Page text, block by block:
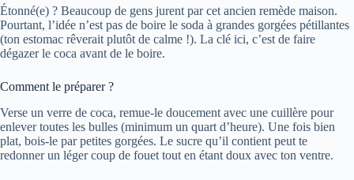
Étonné(e) ? Beaucoup de gens jurent par cet ancien remède maison.
Pourtant, l’idée n’est pas de boire le soda à grandes gorgées pétillantes
(ton estomac rêverait plutôt de calme !). La clé ici, c’est de faire
dégazer le coca avant de le boire.
Comment le préparer ?
Verse un verre de coca, remue-le doucement avec une cuillère pour
enlever toutes les bulles (minimum un quart d’heure). Une fois bien
plat, bois-le par petites gorgées. Le sucre qu’il contient peut te
redonner un léger coup de fouet tout en étant doux avec ton ventre.